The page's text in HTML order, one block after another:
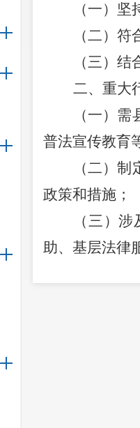
（一）
（二）
（三）
二、重大
（一）
普法宣传教育
（二）
政策和措施；
（三）
助、基层法律